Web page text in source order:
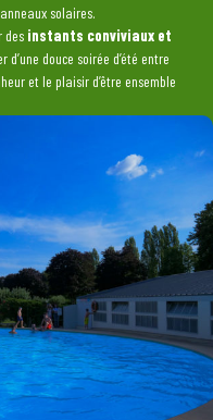
solaires.
des instants conviviaux et
douce soirée d’été entre
et le plaisir d’être ensemble